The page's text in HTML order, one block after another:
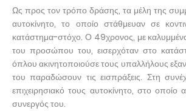
Ως προς τον τρόπο δράσης, τα μέλη της
αυτοκίνητο, το οποίο στάθμευαν σε
κατάστημα-στόχο. Ο 49χρονος, με
του προσώπου του, εισερχόταν στο
όπλου ακινητοποιούσε τους υπαλλήλους
του παραδώσουν τις εισπράξεις. Στη
επιχειρησιακό τους αυτοκίνητο, στο οποίο
συνεργός του.